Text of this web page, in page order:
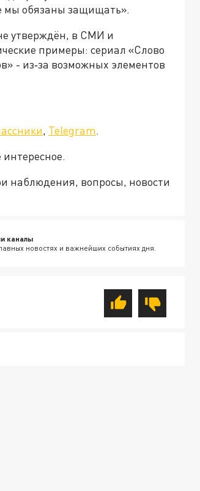
мы обязаны защищать».
утверждён, в СМИ и
примеры: сериал «Слово
- из‑за возможных элементов
, Telegram.
интересное.
наблюдения, вопросы, новости
каналы
новостях и важнейших событиях дня.